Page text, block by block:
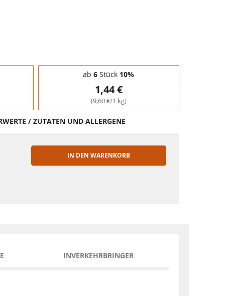
ab 6 Stück 10%
1,44 €
(9,60 €/1 kg)
/ ZUTATEN UND ALLERGENE
IN DEN WARENKORB
INVERKEHRBRINGER